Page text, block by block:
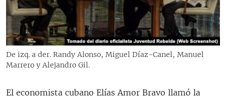
RADIO MARTÍ
ESPECIALES
ESPECIALES
LA REALIDAD DE LA VIVIENDA EN CUBA
MULTIMEDIA
EDITORIALES
SÍGUENOS
De izq. a der. Randy Alonso, Miguel Díaz-Canel, Manuel
Marrero y Alejandro Gil.
El economista cubano Elías Amor Bravo llamó la